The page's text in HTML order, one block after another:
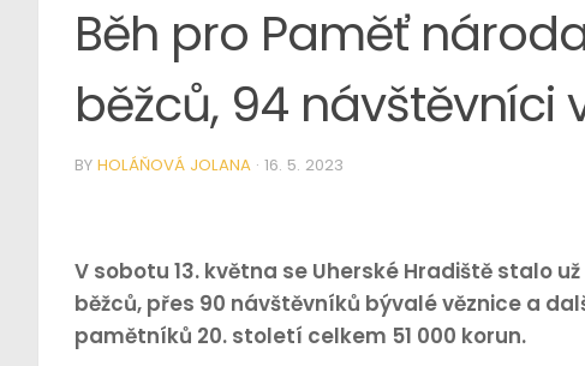
Běh pro Paměť
běžců, 94 návštěvníci
BY HOLÁŇOVÁ JOLANA · 16. 5. 2023
V sobotu 13. května se Uherské Hradiště stalo
běžců, přes 90 návštěvníků bývalé věznice a
pamětníků 20. století celkem 51 000 korun.